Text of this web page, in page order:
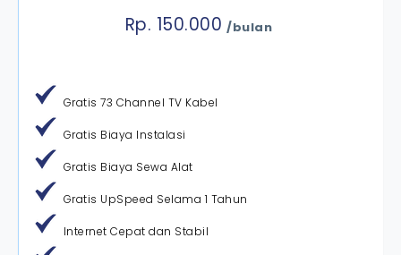
Rp. 150.000 /bulan
Gratis 73 Channel TV Kabel
Gratis Biaya Instalasi
Gratis Biaya Sewa Alat
Gratis UpSpeed Selama 1 Tahun
Internet Cepat dan Stabil